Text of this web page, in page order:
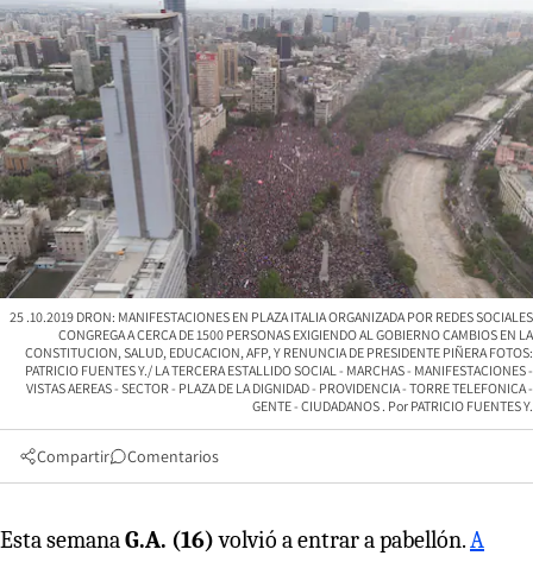
25 .10.2019 DRON: MANIFESTACIONES EN PLAZA ITALIA ORGANIZADA POR REDES SOCIALES
CONGREGA A CERCA DE 1500 PERSONAS EXIGIENDO AL GOBIERNO CAMBIOS EN LA
CONSTITUCION, SALUD, EDUCACION, AFP, Y RENUNCIA DE PRESIDENTE PIÑERA FOTOS:
PATRICIO FUENTES Y./ LA TERCERA ESTALLIDO SOCIAL - MARCHAS - MANIFESTACIONES -
VISTAS AEREAS - SECTOR - PLAZA DE LA DIGNIDAD - PROVIDENCIA - TORRE TELEFONICA -
GENTE - CIUDADANOS
PATRICIO FUENTES Y.
Compartir Comentarios
Esta semanaG.A. (16)volvió a entrar a pabellón.A